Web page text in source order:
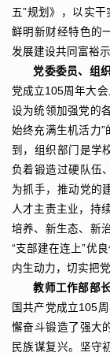
五”规划》，以实
鲜明新财经特色的
发展建设共同富裕
党委委员、组
党成立105周年大
设为统领加强党的
始终充满生机活力
到，组织部门是学
负着锻造过硬队伍
为抓手，推动党的
人才主责主业，持
培养、新生态、新
“支部建在连上”优
内生动力，切实把
教师工作部部
国共产党成立105
懈奋斗锻造了强大
民族谋复兴。坚守